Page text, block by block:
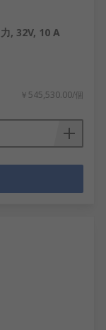
, 32V, 10 A
￥545,530.00/個